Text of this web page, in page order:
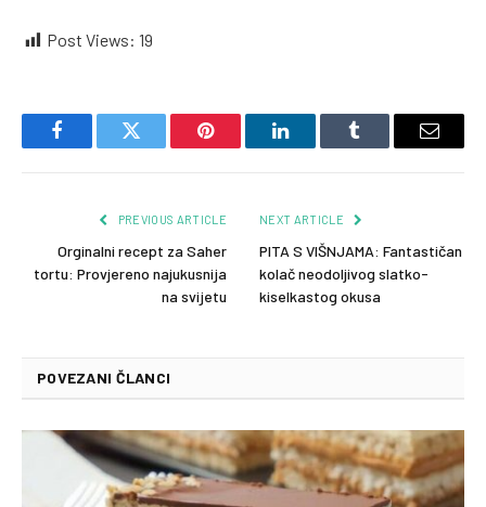
Post Views: 19
FacebookTwitter Pinterest LinkedInTumblr Email
PREVIOUS ARTICLE
Orginalni recept za Saher
tortu: Provjereno najukusnija
na svijetu
NEXT ARTICLE
PITA S VIŠNJAMA: Fantastičan
kolač neodoljivog slatko-
kiselkastog okusa
POVEZANI ČLANCI